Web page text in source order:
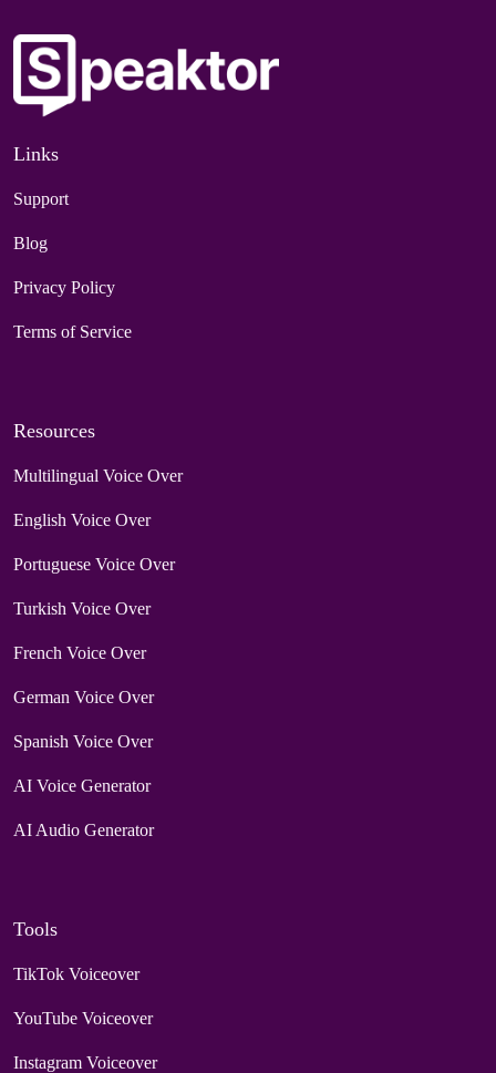
Links
Support
Blog
Privacy Policy
Terms of Service
Resources
Multilingual Voice Over
English Voice Over
Portuguese Voice Over
Turkish Voice Over
French Voice Over
German Voice Over
Spanish Voice Over
AI Voice Generator
AI Audio Generator
Tools
TikTok Voiceover
YouTube Voiceover
Instagram Voiceover